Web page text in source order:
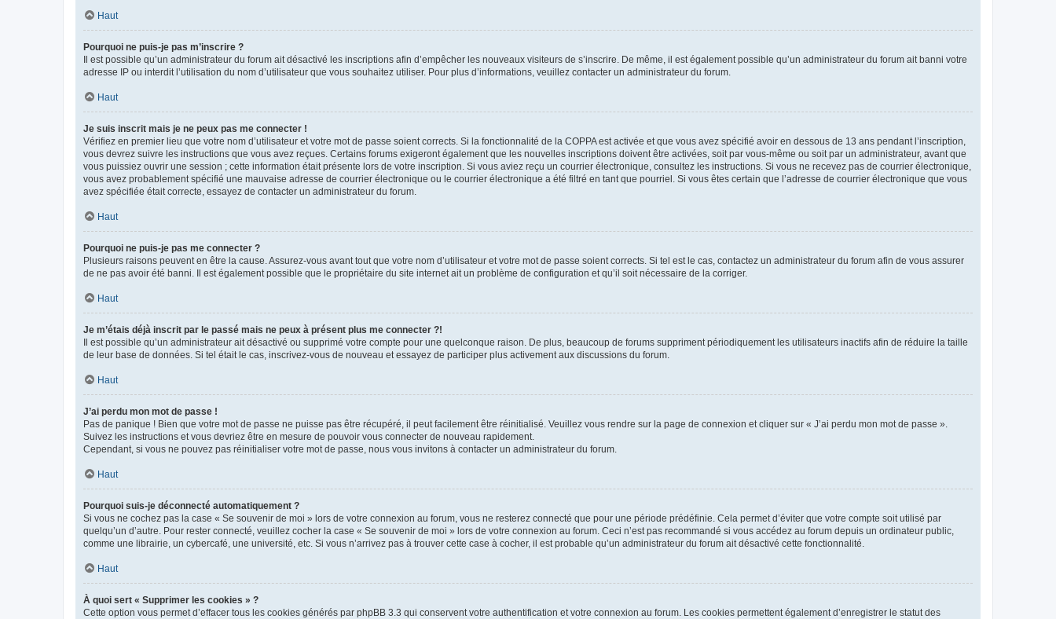
Haut
Pourquoi ne puis-je pas m’inscrire ?
Il est possible qu’un administrateur du forum ait désactivé les inscriptions afin d’empêcher les nouveaux visiteurs de s’inscrire. De même, il est également possible qu’un administrateur du forum ait banni votre
adresse IP ou interdit l’utilisation du nom d’utilisateur que vous souhaitez utiliser. Pour plus d’informations, veuillez contacter un administrateur du forum.
Haut
Je suis inscrit mais je ne peux pas me connecter !
Vérifiez en premier lieu que votre nom d’utilisateur et votre mot de passe soient corrects. Si la fonctionnalité de la COPPA est activée et que vous avez spécifié avoir en dessous de 13 ans pendant l’inscription,
vous devrez suivre les instructions que vous avez reçues. Certains forums exigeront également que les nouvelles inscriptions doivent être activées, soit par vous-même ou soit par un administrateur, avant que
vous puissiez ouvrir une session ; cette information était présente lors de votre inscription. Si vous aviez reçu un courrier électronique, consultez les instructions. Si vous ne recevez pas de courrier électronique,
vous avez probablement spécifié une mauvaise adresse de courrier électronique ou le courrier électronique a été filtré en tant que pourriel. Si vous êtes certain que l’adresse de courrier électronique que vous
avez spécifiée était correcte, essayez de contacter un administrateur du forum.
Haut
Pourquoi ne puis-je pas me connecter ?
Plusieurs raisons peuvent en être la cause. Assurez-vous avant tout que votre nom d’utilisateur et votre mot de passe soient corrects. Si tel est le cas, contactez un administrateur du forum afin de vous assurer
de ne pas avoir été banni. Il est également possible que le propriétaire du site internet ait un problème de configuration et qu’il soit nécessaire de la corriger.
Haut
Je m’étais déjà inscrit par le passé mais ne peux à présent plus me connecter ?!
Il est possible qu’un administrateur ait désactivé ou supprimé votre compte pour une quelconque raison. De plus, beaucoup de forums suppriment périodiquement les utilisateurs inactifs afin de réduire la taille
de leur base de données. Si tel était le cas, inscrivez-vous de nouveau et essayez de participer plus activement aux discussions du forum.
Haut
J’ai perdu mon mot de passe !
Pas de panique ! Bien que votre mot de passe ne puisse pas être récupéré, il peut facilement être réinitialisé. Veuillez vous rendre sur la page de connexion et cliquer sur « J’ai perdu mon mot de passe ».
Suivez les instructions et vous devriez être en mesure de pouvoir vous connecter de nouveau rapidement.
Cependant, si vous ne pouvez pas réinitialiser votre mot de passe, nous vous invitons à contacter un administrateur du forum.
Haut
Pourquoi suis-je déconnecté automatiquement ?
Si vous ne cochez pas la case « Se souvenir de moi » lors de votre connexion au forum, vous ne resterez connecté que pour une période prédéfinie. Cela permet d’éviter que votre compte soit utilisé par
quelqu’un d’autre. Pour rester connecté, veuillez cocher la case « Se souvenir de moi » lors de votre connexion au forum. Ceci n’est pas recommandé si vous accédez au forum depuis un ordinateur public,
comme une librairie, un cybercafé, une université, etc. Si vous n’arrivez pas à trouver cette case à cocher, il est probable qu’un administrateur du forum ait désactivé cette fonctionnalité.
Haut
À quoi sert « Supprimer les cookies » ?
Cette option vous permet d’effacer tous les cookies générés par phpBB 3.3 qui conservent votre authentification et votre connexion au forum. Les cookies permettent également d’enregistrer le statut des